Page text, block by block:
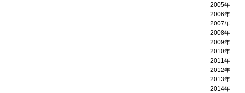
2005年
2006年
2007年
2008年
2009年
2010年
2011年
2012年
2013年
2014年